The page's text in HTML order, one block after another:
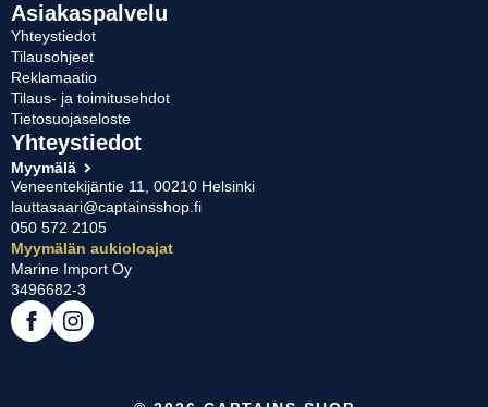
Asiakaspalvelu
Yhteystiedot
Tilausohjeet
Reklamaatio
Tilaus- ja toimitusehdot
Tietosuojaseloste
Yhteystiedot
Myymälä
Veneentekijäntie 11, 00210 Helsinki
lauttasaari@captainsshop.fi
050 572 2105
Myymälän aukioloajat
Marine Import Oy
3496682-3